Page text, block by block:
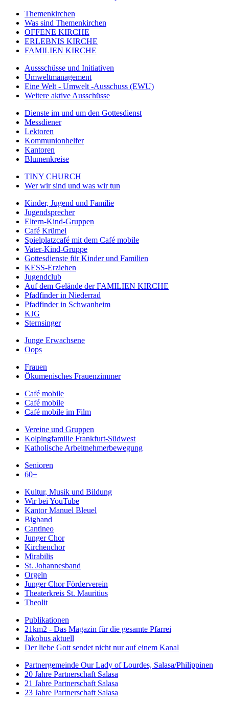
Themenkirchen
Was sind Themenkirchen
OFFENE KIRCHE
ERLEBNIS KIRCHE
FAMILIEN KIRCHE
Aussschüsse und Initiativen
Umweltmanagement
Eine Welt - Umwelt -Ausschuss (EWU)
Weitere aktive Ausschüsse
Dienste im und um den Gottesdienst
Messdiener
Lektoren
Kommunionhelfer
Kantoren
Blumenkreise
TINY CHURCH
Wer wir sind und was wir tun
Kinder, Jugend und Familie
Jugendsprecher
Eltern-Kind-Gruppen
Café Krümel
Spielplatzcafé mit dem Café mobile
Vater-Kind-Gruppe
Gottesdienste für Kinder und Familien
KESS-Erziehen
Jugendclub
Auf dem Gelände der FAMILIEN KIRCHE
Pfadfinder in Niederrad
Pfadfinder in Schwanheim
KJG
Sternsinger
Junge Erwachsene
Oops
Frauen
Ökumenisches Frauenzimmer
Café mobile
Café mobile
Café mobile im Film
Vereine und Gruppen
Kolpingfamilie Frankfurt-Südwest
Katholische Arbeitnehmerbewegung
Senioren
60+
Kultur, Musik und Bildung
Wir bei YouTube
Kantor Manuel Bleuel
Bigband
Cantineo
Junger Chor
Kirchenchor
Mirabilis
St. Johannesband
Orgeln
Junger Chor Förderverein
Theaterkreis St. Mauritius
Theolit
Publikationen
21km2 - Das Magazin für die gesamte Pfarrei
Jakobus aktuell
Der liebe Gott sendet nicht nur auf einem Kanal
Partnergemeinde Our Lady of Lourdes, Salasa/Philippinen
20 Jahre Partnerschaft Salasa
21 Jahre Partnerschaft Salasa
23 Jahre Partnerschaft Salasa